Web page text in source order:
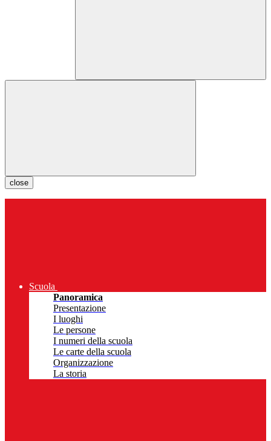
close
Scuola
Panoramica
Presentazione
I luoghi
Le persone
I numeri della scuola
Le carte della scuola
Organizzazione
La storia